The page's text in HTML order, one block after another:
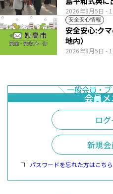
2026年8月5日 -
安全安心情報
2026年8月5日 -
安全安心:ク
地内）
ロ
新規
パスワードを忘れた方はこちら